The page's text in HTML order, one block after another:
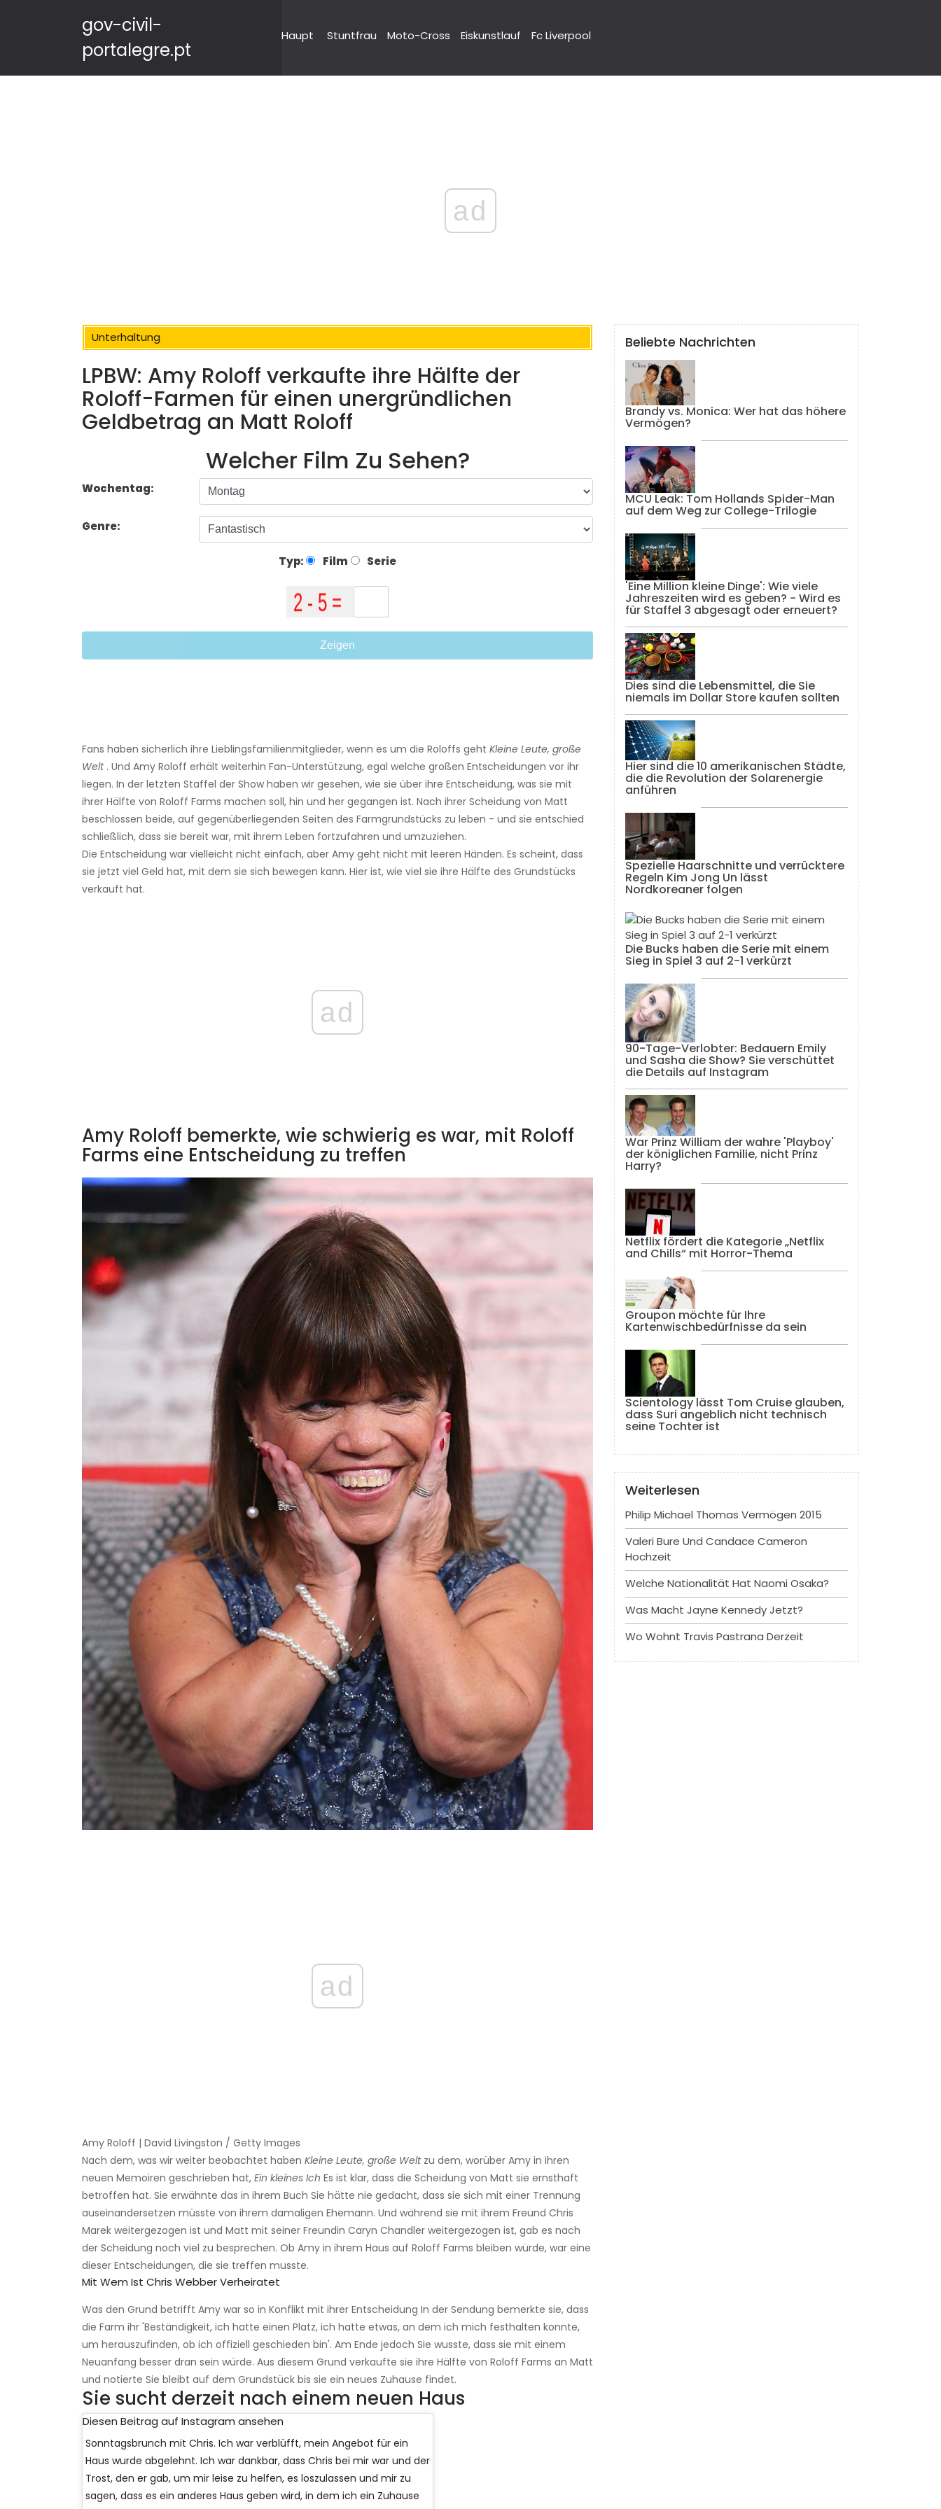
gov-civil-
portalegre.pt
Haupt Stuntfrau Moto-Cross Eiskunstlauf Fc Liverpool
ad
Unterhaltung
LPBW: Amy Roloff verkaufte ihre Hälfte der
Roloff-Farmen für einen unergründlichen
Geldbetrag an Matt Roloff
Welcher Film Zu Sehen?
Wochentag:
Genre:
Typ: Film Serie
Zeigen
Fans haben sicherlich ihre Lieblingsfamilienmitglieder, wenn es um die Roloffs geht Kleine Leute, große
Welt. Und Amy Roloff erhält weiterhin Fan-Unterstützung, egal welche großen Entscheidungen vor ihr
liegen. In der letzten Staffel der Show haben wir gesehen, wie sie über ihre Entscheidung, was sie mit
ihrer Hälfte von Roloff Farms machen soll, hin und her gegangen ist. Nach ihrer Scheidung von Matt
beschlossen beide, auf gegenüberliegenden Seiten des Farmgrundstücks zu leben - und sie entschied
schließlich, dass sie bereit war, mit ihrem Leben fortzufahren und umzuziehen.
Die Entscheidung war vielleicht nicht einfach, aber Amy geht nicht mit leeren Händen. Es scheint, dass
sie jetzt viel Geld hat, mit dem sie sich bewegen kann. Hier ist, wie viel sie ihre Hälfte des Grundstücks
verkauft hat.
ad
Amy Roloff bemerkte, wie schwierig es war, mit Roloff
Farms eine Entscheidung zu treffen
ad
Amy Roloff | David Livingston / Getty Images
Nach dem, was wir weiter beobachtet haben Kleine Leute, große Weltzu dem, worüber Amy in ihren
neuen Memoiren geschrieben hat, Ein kleines Ich Es ist klar, dass die Scheidung von Matt sie ernsthaft
betroffen hat. Sie erwähnte das in ihrem Buch Sie hätte nie gedacht, dass sie sich mit einer Trennung
auseinandersetzen müsste von ihrem damaligen Ehemann. Und während sie mit ihrem Freund Chris
Marek weitergezogen ist und Matt mit seiner Freundin Caryn Chandler weitergezogen ist, gab es nach
der Scheidung noch viel zu besprechen. Ob Amy in ihrem Haus auf Roloff Farms bleiben würde, war eine
dieser Entscheidungen, die sie treffen musste.
Mit Wem Ist Chris Webber Verheiratet
Was den Grund betrifft Amy war so in Konflikt mit ihrer Entscheidung In der Sendung bemerkte sie, dass
die Farm ihr 'Beständigkeit, ich hatte einen Platz, ich hatte etwas, an dem ich mich festhalten konnte,
um herauszufinden, ob ich offiziell geschieden bin'. Am Ende jedoch Sie wusste, dass sie mit einem
Neuanfang besser dran sein würde. Aus diesem Grund verkaufte sie ihre Hälfte von Roloff Farms an Matt
und notierte Sie bleibt auf dem Grundstück bis sie ein neues Zuhause findet.
Sie sucht derzeit nach einem neuen Haus
Diesen Beitrag auf Instagram ansehen
Sonntagsbrunch mit Chris. Ich war verblüfft, mein Angebot für ein
Haus wurde abgelehnt. Ich war dankbar, dass Chris bei mir war und der
Trost, den er gab, um mir leise zu helfen, es loszulassen und mir zu
sagen, dass es ein anderes Haus geben wird, in dem ich ein Zuhause
Beliebte Nachrichten
Brandy vs. Monica: Wer hat das höhere
Vermögen?
MCU Leak: Tom Hollands Spider-Man
auf dem Weg zur College-Trilogie
'Eine Million kleine Dinge': Wie viele
Jahreszeiten wird es geben? - Wird es
für Staffel 3 abgesagt oder erneuert?
Dies sind die Lebensmittel, die Sie
niemals im Dollar Store kaufen sollten
Hier sind die 10 amerikanischen Städte,
die die Revolution der Solarenergie
anführen
Spezielle Haarschnitte und verrücktere
Regeln Kim Jong Un lässt
Nordkoreaner folgen
Die Bucks haben die Serie mit einem
Sieg in Spiel 3 auf 2-1 verkürzt
90-Tage-Verlobter: Bedauern Emily
und Sasha die Show? Sie verschüttet
die Details auf Instagram
War Prinz William der wahre 'Playboy'
der königlichen Familie, nicht Prinz
Harry?
Netflix fördert die Kategorie „Netflix
and Chills“ mit Horror-Thema
Groupon möchte für Ihre
Kartenwischbedürfnisse da sein
Scientology lässt Tom Cruise glauben,
dass Suri angeblich nicht technisch
seine Tochter ist
Weiterlesen
Philip Michael Thomas Vermögen 2015
Valeri Bure Und Candace Cameron
Hochzeit
Welche Nationalität Hat Naomi Osaka?
Was Macht Jayne Kennedy Jetzt?
Wo Wohnt Travis Pastrana Derzeit